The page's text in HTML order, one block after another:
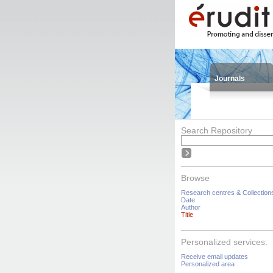
Journals
Search Repository
Browse
Research centres &
Date
Author
Title
Personalized services:
Receive email updates
Personalized area